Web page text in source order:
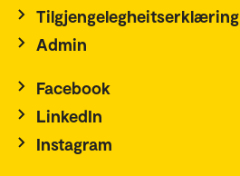
Tilgjengelegheitserklæring
Admin
Facebook
LinkedIn
Instagram